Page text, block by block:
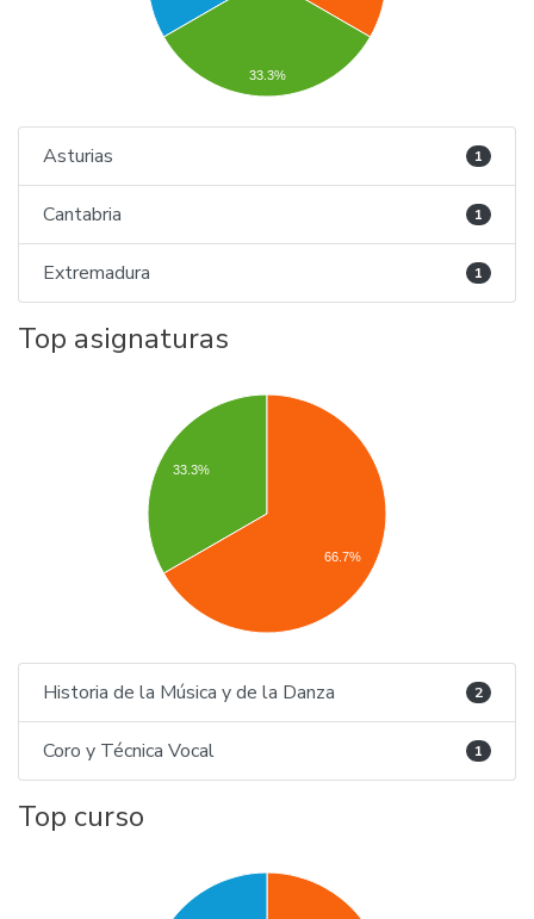
33.3%
Asturias 1
Cantabria 1
Extremadura 1
Top asignaturas
33.3%
66.7%
Historia de la Música y de la Danza 2
Coro y Técnica Vocal 1
Top curso